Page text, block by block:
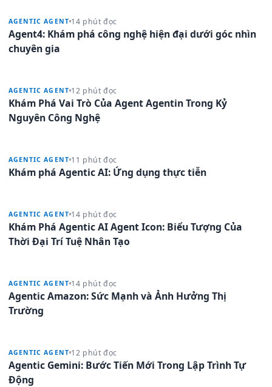
AGENTIC AGENT 14 phút đọc
Agent4: Khám phá công nghệ hiện đại dưới góc nhìn
chuyên gia
AGENTIC AGENT 12 phút đọc
Khám Phá Vai Trò Của Agent Agentin Trong Kỷ
Nguyên Công Nghệ
AGENTIC AGENT 11 phút đọc
Khám phá Agentic AI: Ứng dụng thực tiễn
AGENTIC AGENT 14 phút đọc
Khám Phá Agentic AI Agent Icon: Biểu Tượng Của
Thời Đại Trí Tuệ Nhân Tạo
AGENTIC AGENT 14 phút đọc
Agentic Amazon: Sức Mạnh và Ảnh Hưởng Thị
Trường
AGENTIC AGENT 12 phút đọc
Agentic Gemini: Bước Tiến Mới Trong Lập Trình Tự
Động